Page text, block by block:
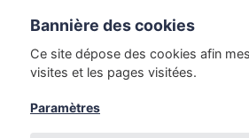
Droit des personnes
Méthodologie juridique
Droit du travail
Bannière des cookies
Ce site dépose des cookies afin
visites et les pages visitées.
Paramètres